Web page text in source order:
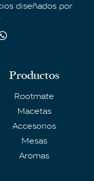
diseñados por
Productos
Rootmate
Macetas
Accesorios
Mesas
Aromas